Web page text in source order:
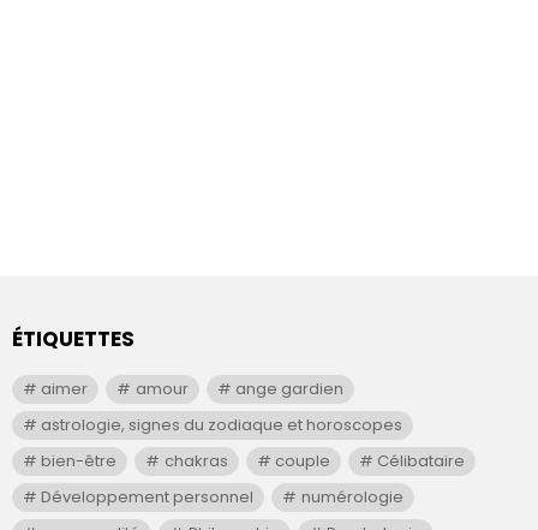
ÉTIQUETTES
aimer amour
ange gardien
astrologie, signes du zodiaque et horoscopes
bien-être
chakras couple
Célibataire
Développement personnel
numérologie